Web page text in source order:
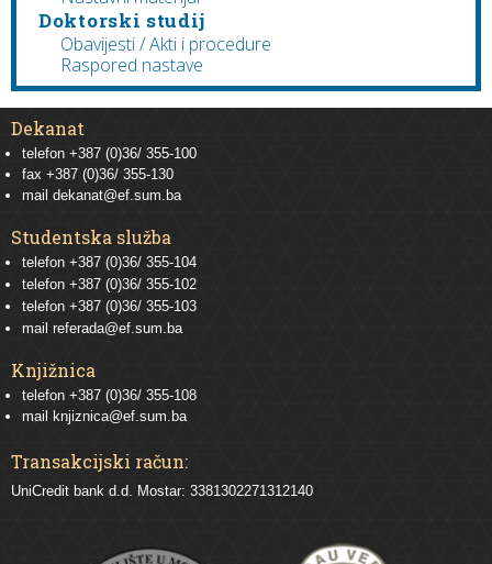
Doktorski studij
Obavijesti / Akti i procedure
Raspored nastave
Dekanat
telefon +387 (0)36/ 355-100
fax +387 (0)36/ 355-130
mail dekanat@ef.sum.ba
Studentska služba
telefon +387 (0)36/ 355-104
telefon +387 (0)36/ 355-102
telefon +387 (0)36/ 355-103
mail referada@ef.sum.ba
Knjižnica
telefon +387 (0)36/ 355-108
mail
knjiznica@ef.sum.ba
Transakcijski račun:
UniCredit bank d.d. Mostar: 3381302271312140